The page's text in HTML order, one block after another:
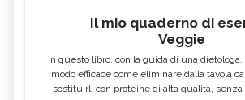
Il mio quaderno di
Veggie
In questo libro, con la guida di una
modo efficace come eliminare dalla tavola
sostituirli con proteine di alta qualità,